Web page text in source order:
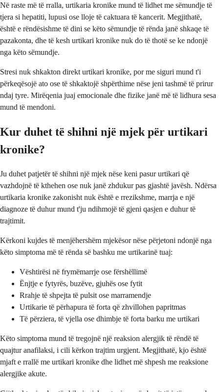
Në raste më të rralla, urtikaria kronike mund të lidhet me sëmundje të
tjera si hepatiti, lupusi ose lloje të caktuara të kancerit. Megjithatë,
është e rëndësishme të dini se këto sëmundje të rënda janë shkaqe të
pazakonta, dhe të kesh urtikari kronike nuk do të thotë se ke ndonjë
nga këto sëmundje.
Stresi nuk shkakton direkt urtikari kronike, por me siguri mund t'i
përkeqësojë ato ose të shkaktojë shpërthime nëse jeni tashmë të prirur
ndaj tyre. Mirëqenia juaj emocionale dhe fizike janë më të lidhura sesa
mund të mendoni.
Kur duhet të shihni një mjek për urtikari
kronike?
Ju duhet patjetër të shihni një mjek nëse keni pasur urtikari që
vazhdojnë të kthehen ose nuk janë zhdukur pas gjashtë javësh. Ndërsa
urtikaria kronike zakonisht nuk është e rrezikshme, marrja e një
diagnoze të duhur mund t'ju ndihmojë të gjeni qasjen e duhur të
trajtimit.
Kërkoni kujdes të menjëhershëm mjekësor nëse përjetoni ndonjë nga
këto simptoma më të rënda së bashku me urtikarinë tuaj:
Vështirësi në frymëmarrje ose fërshëllimë
Ënjtje e fytyrës, buzëve, gjuhës ose fytit
Rrahje të shpejta të pulsit ose marramendje
Urtikarie të përhapura të forta që zhvillohen papritmas
Të përziera, të vjella ose dhimbje të forta barku me urtikari
Këto simptoma mund të tregojnë një reaksion alergjik të rëndë të
quajtur anafilaksi, i cili kërkon trajtim urgjent. Megjithatë, kjo është
mjaft e rrallë me urtikari kronike dhe lidhet më shpesh me reaksione
alergjike akute.